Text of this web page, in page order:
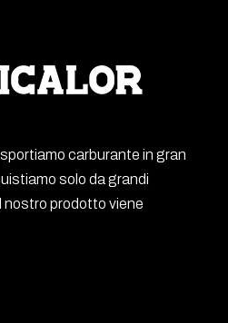
carburante in gran
solo da grandi
nostro prodotto viene